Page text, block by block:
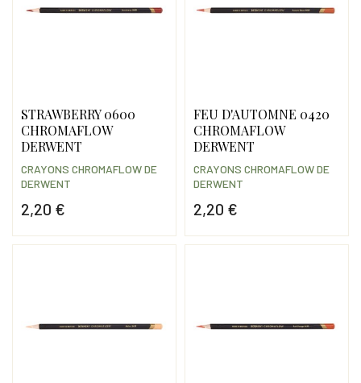
STRAWBERRY 0600
CHROMAFLOW
DERWENT
2,20 €
CRAYONS CHROMAFLOW DE
DERWENT
FEU D'AUTOMNE 0420
CHROMAFLOW
DERWENT
2,20 €
CRAYONS CHROMAFLOW DE
DERWENT